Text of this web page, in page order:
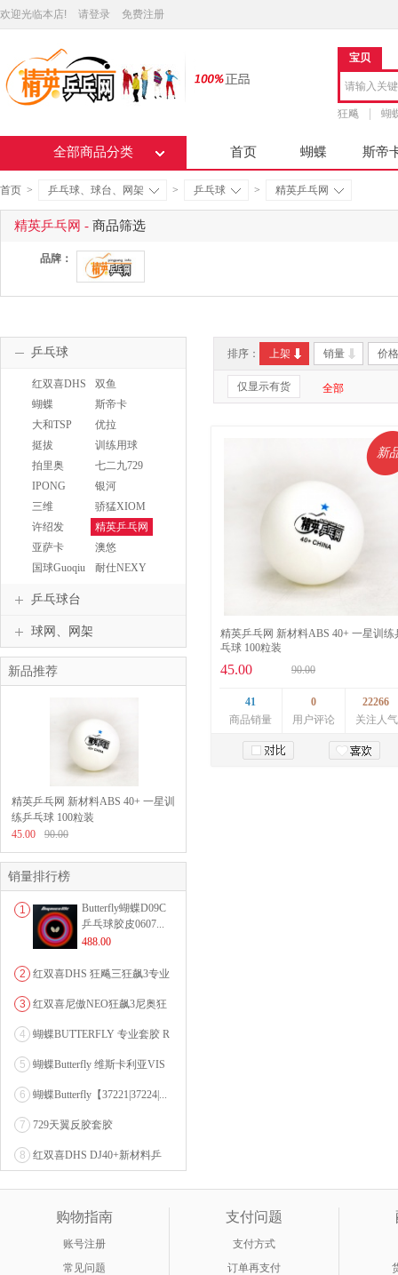
欢迎光临本店! 请登录 免费注册
宝贝
狂飚 蝴
全部商品分类 首页 蝴蝶 斯帝
首页 > 乒乓球、球台、网架 > 乒乓球 > 精英乒乓网
精英乒乓网 - 商品筛选
品牌：
排序： 上架 销量 价格
仅显示有货 全部
新
精英乒乓网 新材料ABS 40+ 一星训练
乓球 100粒装
45.00 90.00
41
商品销量
0
用户评论
22266
关注人气
乒乓球
红双喜DHS
双鱼
DOUBLEFISH
蝴蝶
BUTTERFLY
斯帝卡
STIGA
大和TSP
优拉
JOOLA
挺拔
TIBHAR
训练用球
拍里奥
七二九729
IPONG
银河
YINHE
三维
SANWEI
骄猛XIOM
许绍发
精英乒乓网
亚萨卡
Yasaka
澳悠
OWNWIN
国球Guoqiu 耐仕NEXY
乒乓球台
球网、网架
新品推荐
精英乒乓网 新材料ABS 40+ 一星训
练乒乓球 100粒装
45.00
90.00
销量排行榜
1
Butterfly蝴蝶D09C
乒乓球胶皮0607...
488.00
2
红双喜DHS 狂飚三狂飙3专业
3
红双喜尼傲NEO狂飙3尼奥狂
4
蝴蝶BUTTERFLY 专业套胶 R
5
蝴蝶Butterfly 维斯卡利亚VIS
6
蝴蝶Butterfly【37221|37224|...
7 729天翼反胶套胶
8
红双喜DHS DJ40+新材料乒
乓球 WTT系列...
购物指南
账号注册
常见问题
支付问题
支付方式
订单再支付